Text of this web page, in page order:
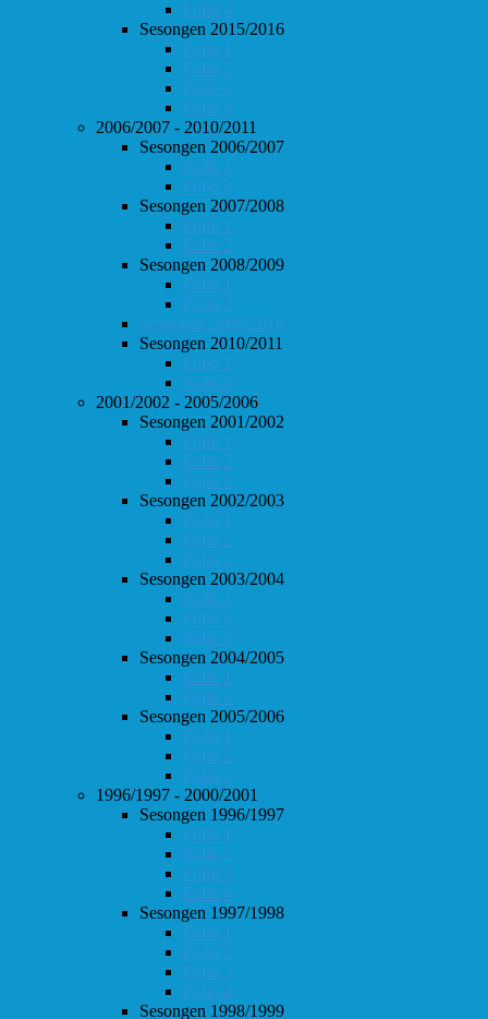
Follo 4
Sesongen 2015/2016
Follo 1
Follo 2
Follo 3
Follo 4
2006/2007 - 2010/2011
Sesongen 2006/2007
Follo 1
Follo 2
Sesongen 2007/2008
Follo 1
Follo 2
Sesongen 2008/2009
Follo 1
Follo 2
Sesongen 2009/2010
Sesongen 2010/2011
Follo 1
Follo 2
2001/2002 - 2005/2006
Sesongen 2001/2002
Follo 1
Follo 2
Follo 3
Sesongen 2002/2003
Follo 1
Follo 2
Follo 3
Sesongen 2003/2004
Follo 1
Follo 2
Follo 3
Sesongen 2004/2005
Follo 1
Follo 2
Sesongen 2005/2006
Follo 1
Follo 2
Follo 3
1996/1997 - 2000/2001
Sesongen 1996/1997
Follo 1
Follo 2
Follo 3
Follo 4
Sesongen 1997/1998
Follo 1
Follo 2
Follo 3
Follo 4
Sesongen 1998/1999